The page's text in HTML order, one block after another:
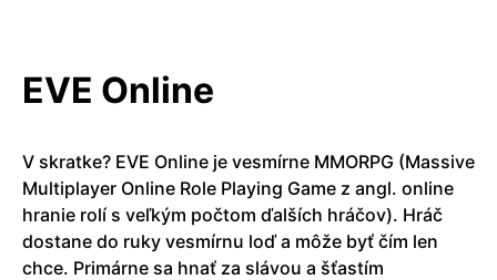
EVE Online
V skratke? EVE Online je vesmírne MMORPG (Massive
Multiplayer Online Role Playing Game z angl. online
hranie rolí s veľkým počtom ďalších hráčov). Hráč
dostane do ruky vesmírnu loď a môže byť čím len
chce. Primárne sa hnať za slávou a šťastím